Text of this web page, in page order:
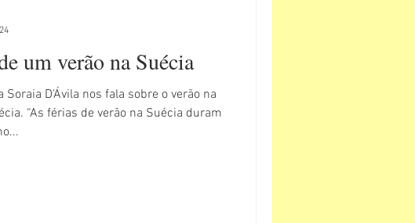
um verão na Suécia
Soraia D'Ávila nos fala sobre o verão na
“As férias de verão na Suécia duram